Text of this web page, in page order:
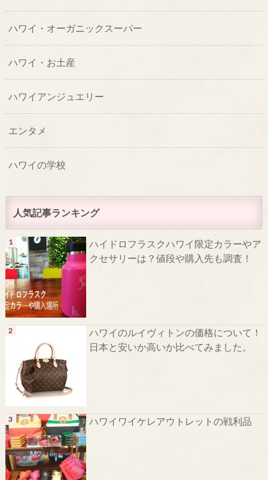
ハワイ・オーガニックスーパー
ハワイ・お土産
ハワイアンジュエリー
エンタメ
ハワイの学校
人気記事ランキング
ハイドロフラスクハワイ限定カラーやア
クセサリーは？値段や購入先も調査！
ハワイのルイヴィトンの価格について！
日本と安いか高いか比べてみました。
ハワイワイケレアウトレットの戦利品